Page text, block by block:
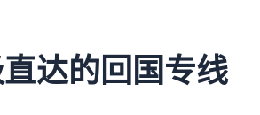
达的回国专线